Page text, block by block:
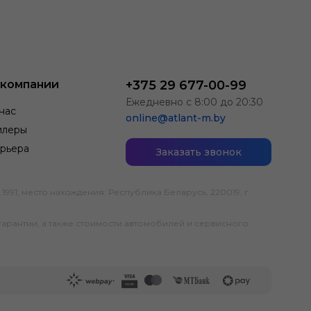
+375 29 677-00-99
Ежедневно с 8:00 до 20:30
online@atlant-m.by
Заказать звонок
место нахождения: Республика Беларусь, 220019, г.
а также стоимости автомобилей и сервисного